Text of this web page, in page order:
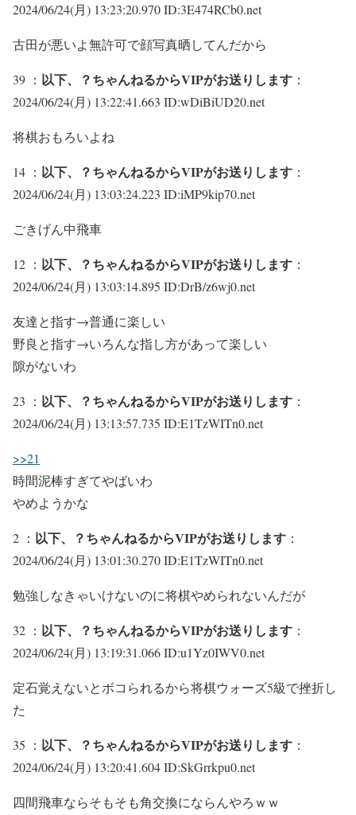
2024/06/24(月) 13:23:20.970 ID:3E474RCb0.net
古田が悪いよ無許可で顔写真晒してんだから
39 ： 以下、？ちゃんねるからVIPがお送りします ：
2024/06/24(月) 13:22:41.663 ID:wDiBiUD20.net
将棋おもろいよね
14 ： 以下、？ちゃんねるからVIPがお送りします ：
2024/06/24(月) 13:03:24.223 ID:iMP9kip70.net
ごきげん中飛車
12 ： 以下、？ちゃんねるからVIPがお送りします ：
2024/06/24(月) 13:03:14.895 ID:DrB/z6wj0.net
友達と指す→普通に楽しい
野良と指す→いろんな指し方があって楽しい
隙がないわ
23 ： 以下、？ちゃんねるからVIPがお送りします ：
2024/06/24(月) 13:13:57.735 ID:E1TzWITn0.net
>>21
時間泥棒すぎてやばいわ
やめようかな
2 ： 以下、？ちゃんねるからVIPがお送りします ：
2024/06/24(月) 13:01:30.270 ID:E1TzWITn0.net
勉強しなきゃいけないのに将棋やめられないんだが
32 ： 以下、？ちゃんねるからVIPがお送りします ：
2024/06/24(月) 13:19:31.066 ID:u1Yz0IWV0.net
定石覚えないとボコられるから将棋ウォーズ5級で挫折し
た
35 ： 以下、？ちゃんねるからVIPがお送りします ：
2024/06/24(月) 13:20:41.604 ID:SkGrrkpu0.net
四間飛車ならそもそも角交換にならんやろｗｗ